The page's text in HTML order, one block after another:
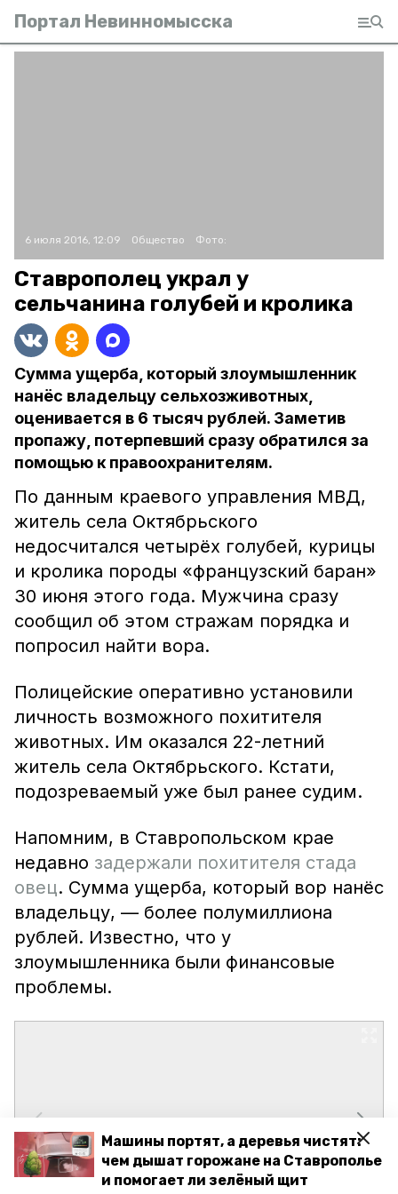
Машины портят, а деревья чистят:
чем дышат горожане на Ставрополье
и помогает ли зелёный щит
Портал Невинномысска
6 июля 2016, 12:09 Общество Фото:
Ставрополец украл у
сельчанина голубей и кролика
Сумма ущерба, который злоумышленник
нанёс владельцу сельхозживотных,
оценивается в 6 тысяч рублей. Заметив
пропажу, потерпевший сразу обратился за
помощью к правоохранителям.
По данным краевого управления МВД,
житель села Октябрьского
недосчитался четырёх голубей, курицы
и кролика породы «французский баран»
30 июня этого года. Мужчина сразу
сообщил об этом стражам порядка и
попросил найти вора.
Полицейские оперативно установили
личность возможного похитителя
животных. Им оказался 22-летний
житель села Октябрьского. Кстати,
подозреваемый уже был ранее судим.
Напомним, в Ставропольском крае
недавно задержали похитителя стада
овец. Сумма ущерба, который вор нанёс
владельцу, — более полумиллиона
рублей. Известно, что у
злоумышленника были финансовые
проблемы.